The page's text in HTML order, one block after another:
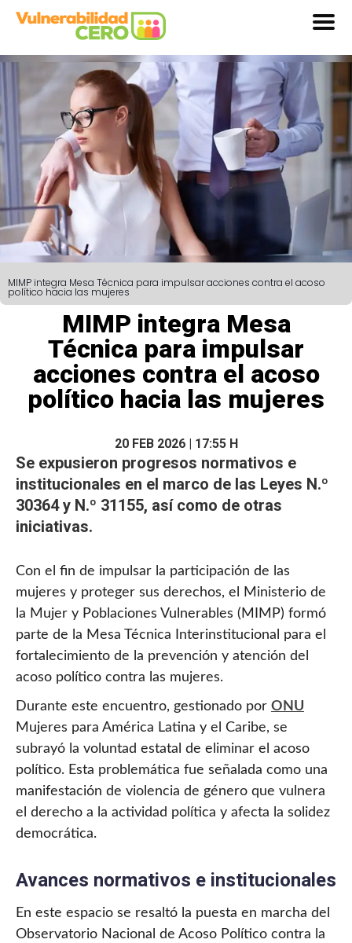
MIMP integra Mesa Técnica para impulsar acciones contra el acoso
político hacia las mujeres
MIMP integra Mesa
Técnica para impulsar
acciones contra el acoso
político hacia las mujeres
20 FEB 2026 | 17:55 H
Se expusieron progresos normativos e
institucionales en el marco de las Leyes N.º
30364 y N.º 31155, así como de otras
iniciativas.
Con el fin de impulsar la participación de las
mujeres y proteger sus derechos, el Ministerio de
la Mujer y Poblaciones Vulnerables (MIMP) formó
parte de la Mesa Técnica Interinstitucional para el
fortalecimiento de la prevención y atención del
acoso político contra las mujeres.
Durante este encuentro, gestionado por ONU
Mujeres para América Latina y el Caribe, se
subrayó la voluntad estatal de eliminar el acoso
político. Esta problemática fue señalada como una
manifestación de violencia de género que vulnera
el derecho a la actividad política y afecta la solidez
democrática.
Avances normativos e institucionales
En este espacio se resaltó la puesta en marcha del
Observatorio Nacional de Acoso Político contra la